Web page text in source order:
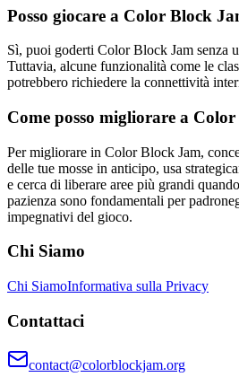
Posso giocare a Color Block
Sì, puoi goderti Color Block Jam senza
Tuttavia, alcune funzionalità come le
potrebbero richiedere la connettività
Come posso migliorare a
Per migliorare in Color Block Jam,
delle tue mosse in anticipo, usa
e cerca di liberare aree più grandi
pazienza sono fondamentali per
impegnativi del gioco.
Chi Siamo
Chi SiamoInformativa sulla Privacy
Contattaci
contact@colorblockjam.org